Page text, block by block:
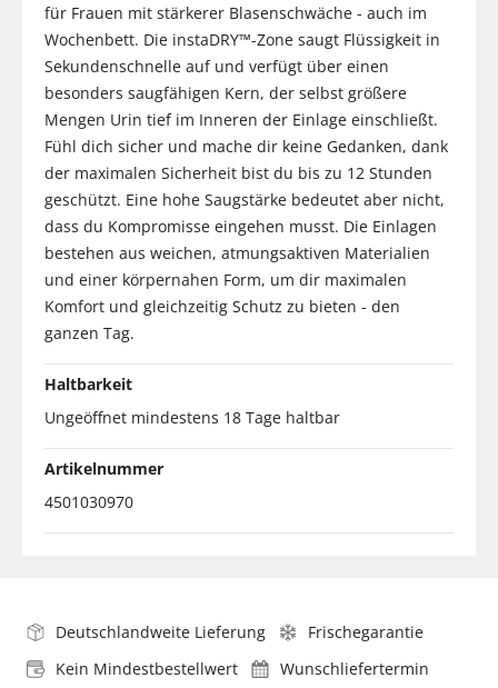
für Frauen mit stärkerer Blasenschwäche - auch im
Wochenbett. Die instaDRY™-Zone saugt Flüssigkeit in
Sekundenschnelle auf und verfügt über einen
besonders saugfähigen Kern, der selbst größere
Mengen Urin tief im Inneren der Einlage einschließt.
Fühl dich sicher und mache dir keine Gedanken, dank
der maximalen Sicherheit bist du bis zu 12 Stunden
geschützt. Eine hohe Saugstärke bedeutet aber nicht,
dass du Kompromisse eingehen musst. Die Einlagen
bestehen aus weichen, atmungsaktiven Materialien
und einer körpernahen Form, um dir maximalen
Komfort und gleichzeitig Schutz zu bieten - den
ganzen Tag.
Haltbarkeit
Ungeöffnet mindestens 18 Tage haltbar
Artikelnummer
4501030970
Deutschlandweite Lieferung
Frischegarantie
Kein Mindestbestellwert
Wunschliefertermin